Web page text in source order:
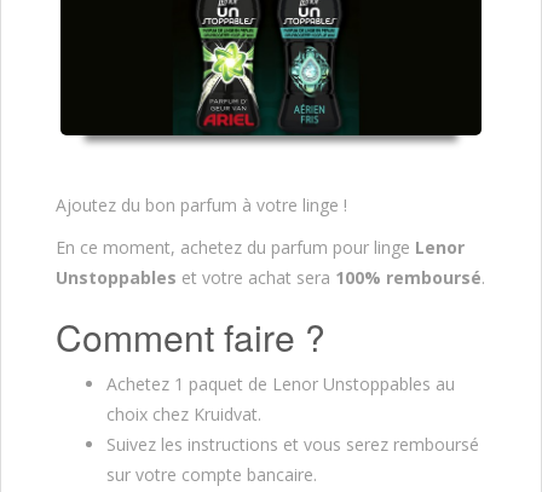
Ajoutez du bon parfum à votre linge !
En ce moment, achetez du parfum pour linge Lenor
Unstoppables et votre achat sera 100% remboursé.
Comment faire ?
Achetez 1 paquet de Lenor Unstoppables au
choix chez Kruidvat.
Suivez les instructions et vous serez remboursé
sur votre compte bancaire.